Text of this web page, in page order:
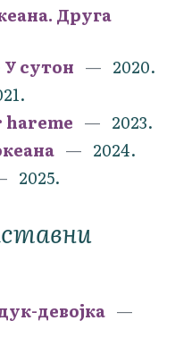
Друга
сутон
2020.
2023.
2024.
2025.
девојка